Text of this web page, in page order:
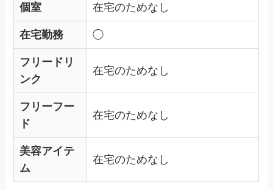
個室 在宅のためなし
在宅勤務 ◯
フリードリ
ンク
在宅のためなし
フリーフー
ド
在宅のためなし
美容アイテ
ム
在宅のためなし